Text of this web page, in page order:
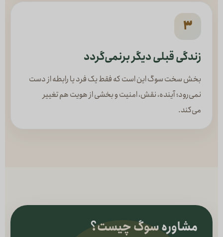
۳
زندگی قبلی دیگر برنمی‌گردد
بخش سخت سوگ این است که فقط یک فرد یا رابطه از دست
نمی‌رود؛ آینده، نقش، امنیت و بخشی از هویت هم تغییر
می‌کند.
مشاوره سوگ چیست؟